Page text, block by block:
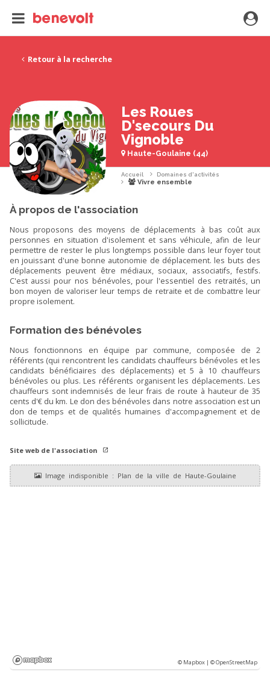
Retour à la recherche
Les Roues
D'secours Du
Vignoble
Haute-Goulaine (44)
Accueil Domaines d'activités
Vivre ensemble
À propos de l'association
Nous proposons des moyens de déplacements à bas coût aux
personnes en situation d'isolement et sans véhicule, afin de leur
permettre de rester le plus longtemps possible dans leur foyer tout
en jouissant d'une bonne autonomie de déplacement. les buts des
déplacements peuvent être médiaux, sociaux, associatifs, festifs.
C'est aussi pour nos bénévoles, pour l'essentiel des retraités, un
bon moyen de valoriser leur temps de retraite et de combattre leur
propre isolement.
Formation des bénévoles
Nous fonctionnons en équipe par commune, composée de 2
référents (qui rencontrent les candidats chauffeurs bénévoles et les
candidats bénéficiaires des déplacements) et 5 à 10 chauffeurs
bénévoles ou plus. Les référents organisent les déplacements. Les
chauffeurs sont indemnisés de leur frais de route à hauteur de 35
cents d'€ du km. Le don des bénévoles dans notre association est un
don de temps et de qualités humaines d'accompagnement et de
sollicitude.
Site web de l'association
© Mapbox |© OpenStreetMap